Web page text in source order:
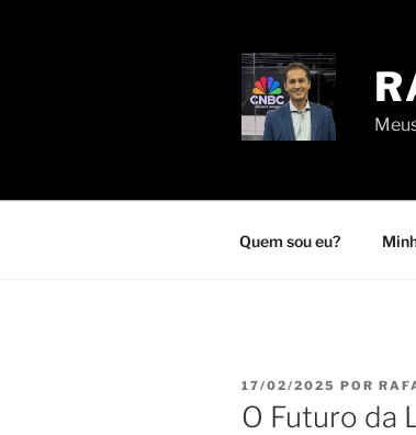
Quem sou eu?
PUBLICADO
EM
17/02/2025 POR
O Futuro da